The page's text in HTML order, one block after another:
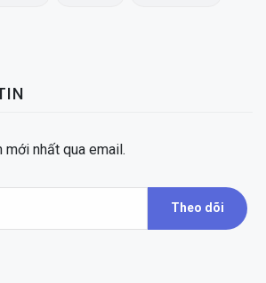
nhất qua email.
Theo dõi